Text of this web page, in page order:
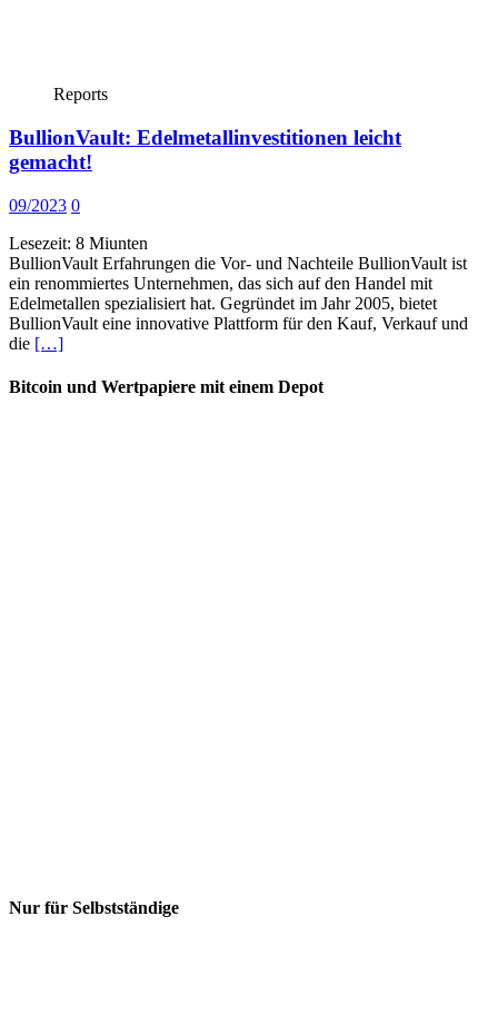
Reports
BullionVault: Edelmetallinvestitionen leicht
gemacht!
09/2023 0
Lesezeit: 8 Miunten
BullionVault Erfahrungen die Vor- und Nachteile BullionVault ist
ein renommiertes Unternehmen, das sich auf den Handel mit
Edelmetallen spezialisiert hat. Gegründet im Jahr 2005, bietet
BullionVault eine innovative Plattform für den Kauf, Verkauf und
die […]
Bitcoin und Wertpapiere mit einem Depot
Nur für Selbstständige